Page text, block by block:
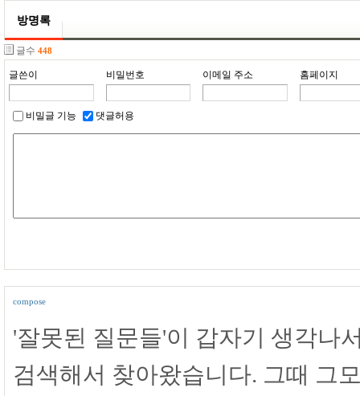
방명록
글수 448
글쓴이 비밀번호 이메일 주소 홈페이지
비밀글 기능 댓글허용
compose
'잘못된 질문들'이 갑자기 생각나
검색해서 찾아왔습니다. 그때 그